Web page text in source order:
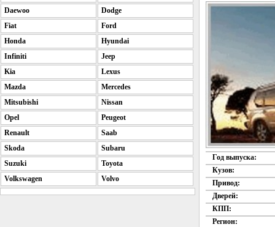
Год выпуска:
Кузов:
Привод:
Дверей:
КПП:
Регион:
Daewoo
Dodge
Fiat
Ford
Honda
Hyundai
Infiniti
Jeep
Kia
Lexus
Mazda
Mercedes
Mitsubishi
Nissan
Opel
Peugeot
Renault
Saab
Skoda
Subaru
Suzuki
Toyota
Volkswagen
Volvo